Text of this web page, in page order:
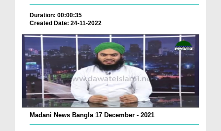
Duration: 00:00:35
Created Date: 24-11-2022
Madani News Bangla 17 December - 2021